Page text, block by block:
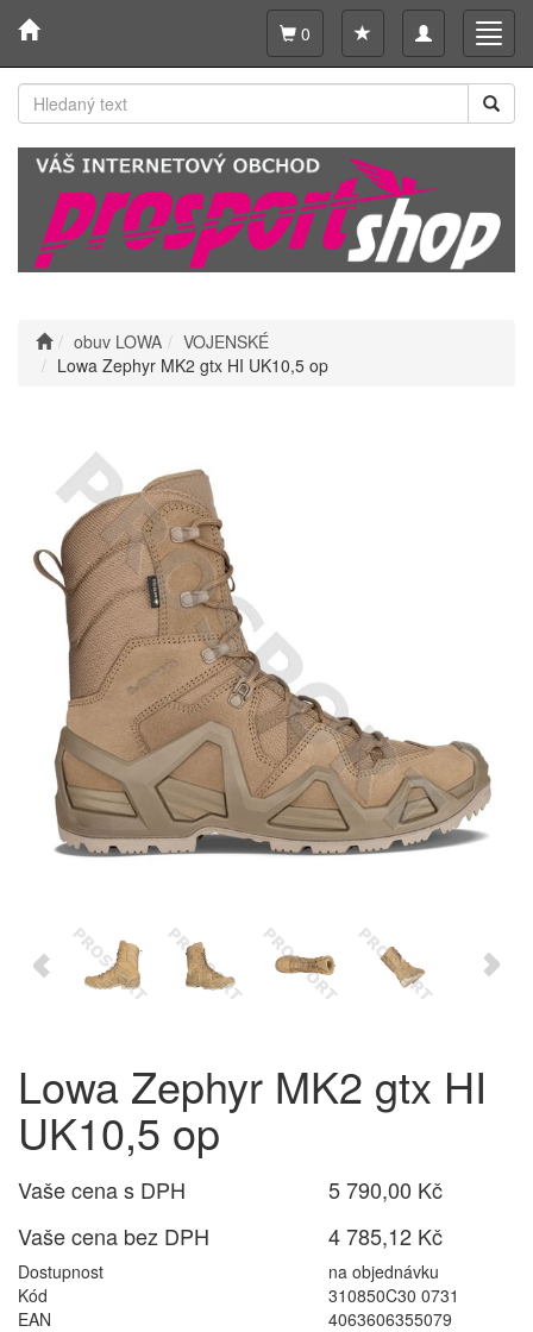
Toggle
navigation
0
obuv LOWA
VOJENSKÉ
Lowa Zephyr MK2 gtx HI UK10,5 op
Lowa Zephyr MK2 gtx HI
UK10,5 op
Vaše cena s DPH
5 790,00 Kč
Vaše cena bez DPH
4 785,12 Kč
Dostupnost
na objednávku
Kód
310850C30 0731
EAN
4063606355079